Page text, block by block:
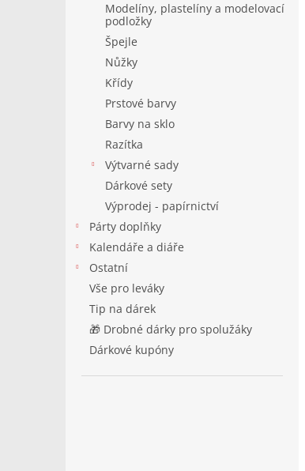
Modelíny, plastelíny a modelovací
podložky
Špejle
Nůžky
Křídy
Prstové barvy
Barvy na sklo
Razítka
Výtvarné sady
Dárkové sety
Výprodej - papírnictví
Párty doplňky
Kalendáře a diáře
Ostatní
Vše pro leváky
Tip na dárek
🎁 Drobné dárky pro spolužáky
Dárkové kupóny